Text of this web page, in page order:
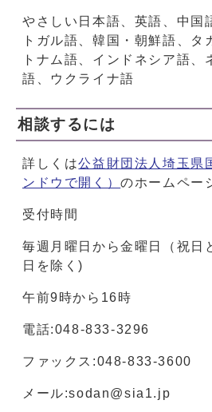
やさしい日本語、英語、中国
トガル語、韓国・朝鮮語、タ
トナム語、インドネシア語、
語、ウクライナ語
相談するには
詳しくは公益財団法人埼玉県
ンドウで開く）のホームペー
受付時間
毎週月曜日から金曜日（祝日
日を除く)
午前9時から16時
電話:048-833-3296
ファックス:048-833-3600
メール:sodan@sia1.jp